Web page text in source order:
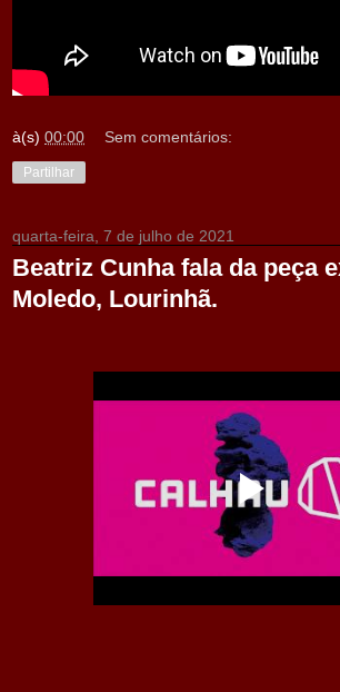
à(s) 00:00 Sem comentários:
Partilhar
quarta-feira, 7 de julho de 2021
Beatriz Cunha fala da peça
Moledo, Lourinhã.